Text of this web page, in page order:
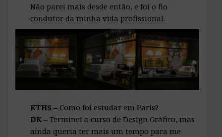
Não parei mais desde então, e foi o fio
condutor da minha vida profissional.
KTHS – Como foi estudar em Paris?
DK – Terminei o curso de Design Gráfico, mas
ainda queria ter mais um tempo para me